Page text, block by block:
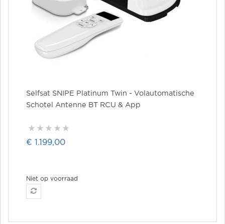
Selfsat SNIPE Platinum Twin - Volautomatische
Schotel Antenne BT RCU & App
€ 1.199,00
Niet op voorraad